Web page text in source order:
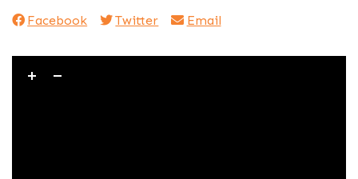
Facebook Twitter Email